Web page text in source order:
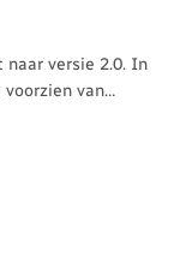
naar versie 2.0. In
voorzien van…